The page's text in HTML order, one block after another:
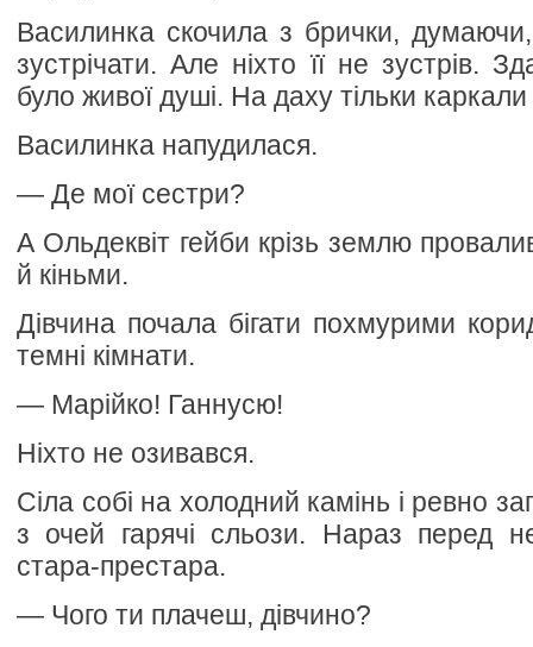
Василинка скочила з брички,
зустрічати. Але ніхто її не зустрів.
було живої душі. На даху тільки
Василинка напудилася.
— Де мої сестри?
А Ольдеквіт гейби крізь землю
й кіньми.
Дівчина почала бігати похмурими
темні кімнати.
— Марійко! Ганнусю!
Ніхто не озивався.
Сіла собі на холодний камінь і ревно
з очей гарячі сльози. Нараз перед
стара-престара.
— Чого ти плачеш, дівчино?